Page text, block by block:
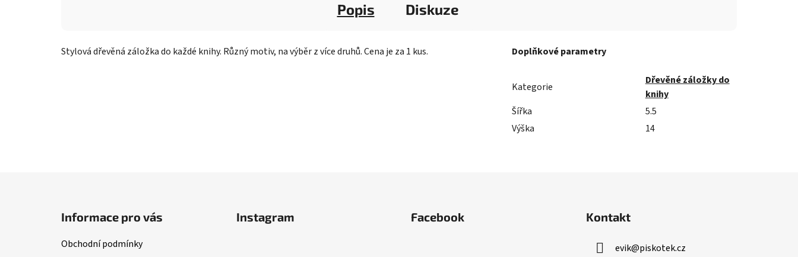
Popis Diskuze
Stylová dřevěná záložka do každé knihy. Různý motiv, na výběr z více druhů. Cena je za 1 kus. Doplňkové parametry
Kategorie
Dřevěné záložky do
knihy
Šířka
5.5
Výška
14
Informace pro vás
Obchodní podmínky
Instagram Facebook Kontakt
evik@piskotek.cz